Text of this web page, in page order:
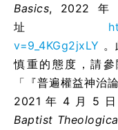
Basics, 2022
址
v=9_4KGg2jxLY 。
慎重的態度，請參
「『普遍權益神治
2021 年 4 月 5 日
Baptist